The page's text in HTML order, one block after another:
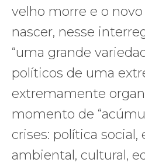
velho morre e o
nascer, nesse
“uma grande
políticos de uma
extremamente
momento de
crises: política social,
ambiental, cultural,